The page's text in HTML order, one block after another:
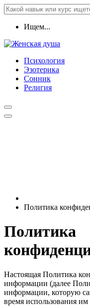
Ищем...
Психология
Эзотерика
Сонник
Религия
Политика
Политика
Настоящая Политика
информации (далее
информации, которую
время использования им